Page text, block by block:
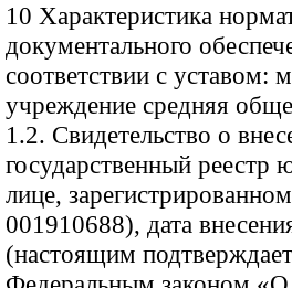
10 Характеристика
документального
соответствии с уставом:
учреждение средняя
1.2. Свидетельство о
государственный
лице,
001910688), дата
(настоящим